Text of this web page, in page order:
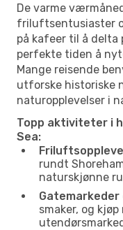
De varme
friluftsentusiaster
på kafeer til å delta
perfekte tiden å
Mange reisende
utforske historiske
naturopplevelser i
Topp aktiviteter i
Sea:
rundt
naturskjønne
smaker, og